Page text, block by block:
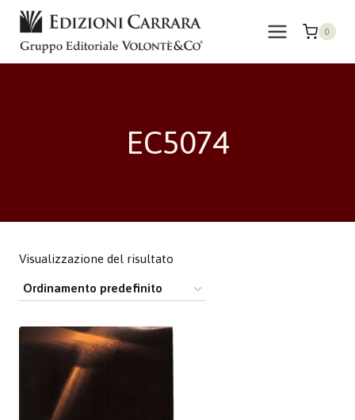
Salta
contenuto
0
EC5074
Visualizzazione del risultato